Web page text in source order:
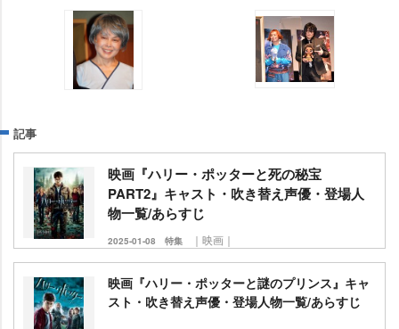
記事
映画『ハリー・ポッターと死の秘宝
PART2』キャスト・吹き替え声優・登場人
物一覧/あらすじ
2025-01-08 特集 ｜映画｜
映画『ハリー・ポッターと謎のプリンス』キャ
スト・吹き替え声優・登場人物一覧/あらすじ